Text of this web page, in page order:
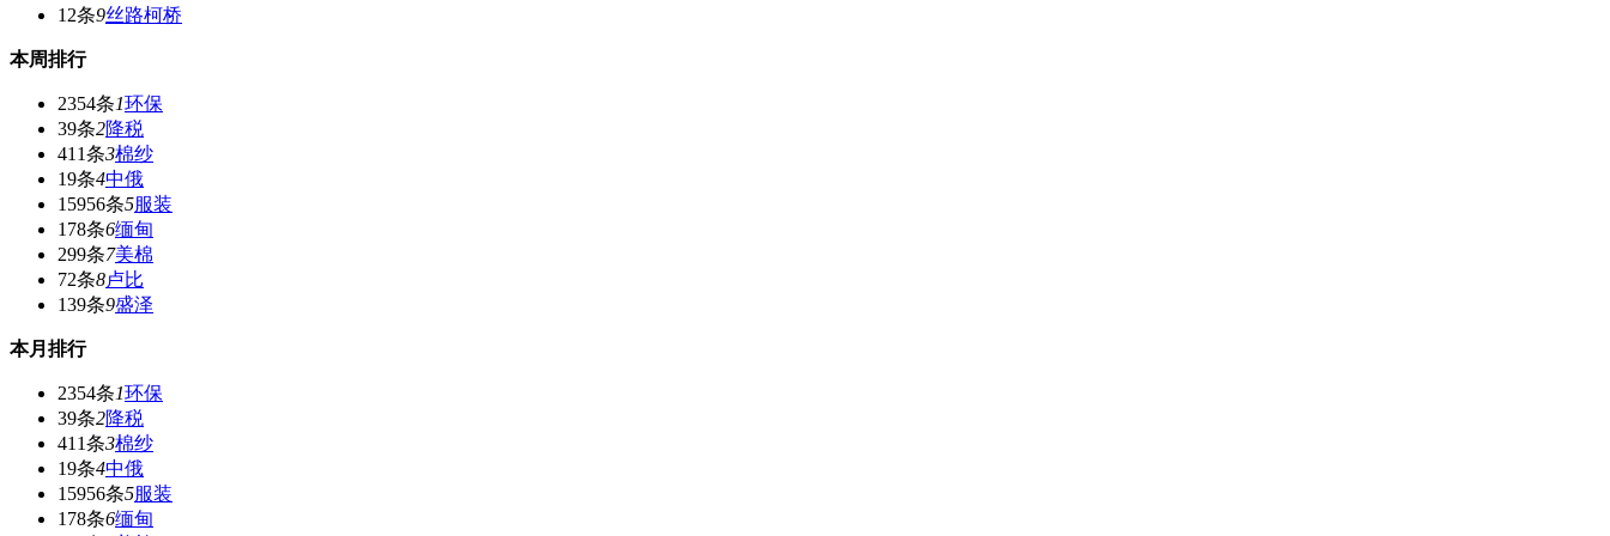
12条9丝路柯桥
本周排行
2354条1环保
39条2降税
411条3棉纱
19条4中俄
15956条5服装
178条6缅甸
299条7美棉
72条8卢比
139条9盛泽
本月排行
2354条1环保
39条2降税
411条3棉纱
19条4中俄
15956条5服装
178条6缅甸